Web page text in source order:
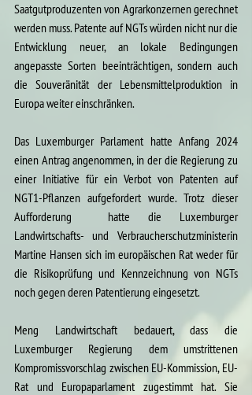
Saatgutproduzenten von Agrarkonzernen gerechnet
werden muss. Patente auf NGTs würden nicht nur die
Entwicklung neuer, an lokale Bedingungen
angepasste Sorten beeinträchtigen, sondern auch
die Souveränität der Lebensmittelproduktion in
Europa weiter einschränken.
Das Luxemburger Parlament hatte Anfang 2024
einen Antrag angenommen, in der die Regierung zu
einer Initiative für ein Verbot von Patenten auf
NGT1-Pflanzen aufgefordert wurde. Trotz dieser
Aufforderung  hatte die Luxemburger
Landwirtschafts- und Verbraucherschutzministerin
Martine Hansen sich im europäischen Rat weder für
die Risikoprüfung und Kennzeichnung von NGTs
noch gegen deren Patentierung eingesetzt.
Meng Landwirtschaft bedauert, dass die
Luxemburger Regierung dem umstrittenen
Kompromissvorschlag zwischen EU-Kommission, EU-
Rat und Europaparlament zugestimmt hat. Sie